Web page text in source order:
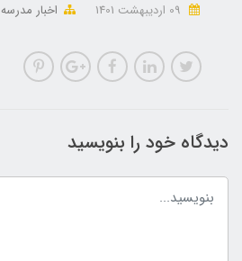
اخبار مدرسه
دیدگاه خود را بنویسید